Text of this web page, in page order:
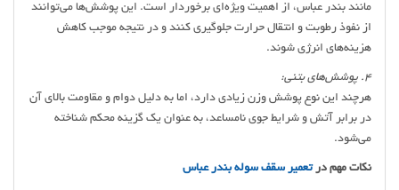
مانند بندر عباس، از اهمیت ویژه‌ای برخوردار است. این پوشش‌ها می‌توانند
از نفوذ رطوبت و انتقال حرارت جلوگیری کنند و در نتیجه موجب کاهش
هزینه‌های انرژی شوند.
4. پوشش‌های بتنی:
هرچند این نوع پوشش وزن زیادی دارد، اما به دلیل دوام و مقاومت بالای آن
در برابر آتش و شرایط جوی نامساعد، به عنوان یک گزینه محکم شناخته
می‌شود.
نکات مهم درتعمیر سقف سوله بندر عباس